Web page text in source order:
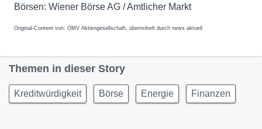
Börsen: Wiener Börse AG / Amtlicher Markt
Original-Content von: OMV Aktiengesellschaft, übermittelt durch news aktuell
Themen in dieser Story
Kreditwürdigkeit Börse Energie Finanzen